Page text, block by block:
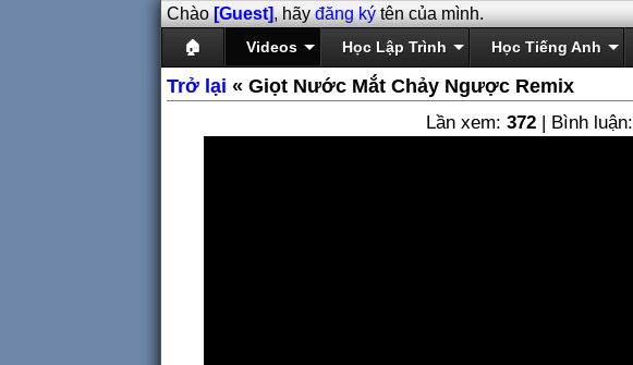
Chào[Guest], hãyđăng kýtên của mình.
🏠 Videos Học Lập Trình Học Tiếng Anh
Trở lại « Giọt Nước Mắt Chảy Ngược Remix
Lần xem: 372 | Bình luận: